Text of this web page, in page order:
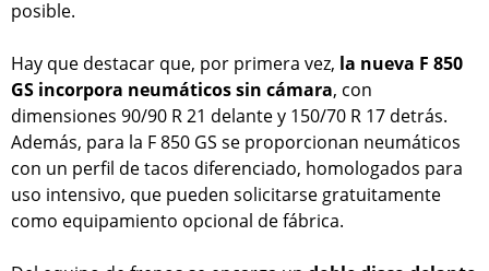
posible.
Hay que destacar que, por primera vez, la nueva F 850
GS incorpora neumáticos sin cámara, con
dimensiones 90/90 R 21 delante y 150/70 R 17 detrás.
Además, para la F 850 GS se proporcionan neumáticos
con un perfil de tacos diferenciado, homologados para
uso intensivo, que pueden solicitarse gratuitamente
como equipamiento opcional de fábrica.